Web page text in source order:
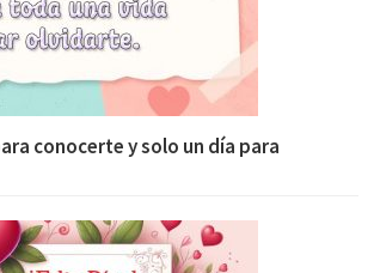
conocerte y solo un día para